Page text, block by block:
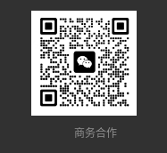
商务合作